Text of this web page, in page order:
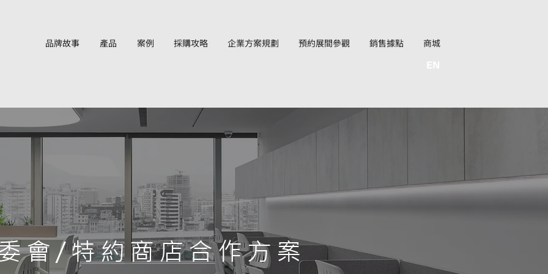
品牌故事 產品 案例 採購攻略 企業方案規劃 預約展間參觀 銷售據點 商城
會/特約商店合作方案